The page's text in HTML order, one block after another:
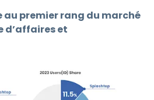
au premier rang du marché
d’affaires et